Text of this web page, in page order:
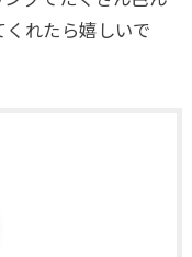
れたら嬉しいで